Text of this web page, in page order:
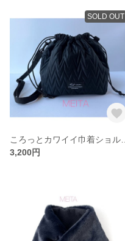
SOLD OUT
3,200円